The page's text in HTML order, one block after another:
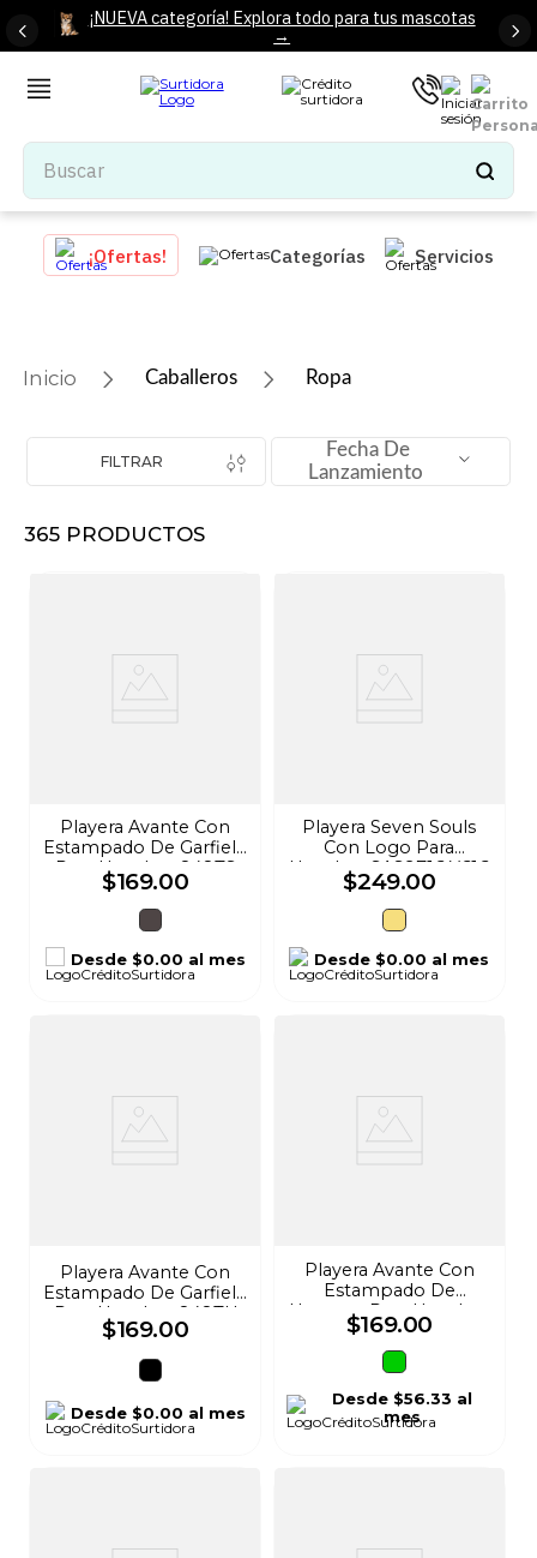
¡NUEVA categoría! Explora todo para tus mascotas
→
Buscar
TÉRMINOS MÁS BUSCADOS
1.
tenis mujer
iphone
5.
tenis
¡Ofertas! Categorías Servicios
Caballeros Ropa
FILTRAR
Fecha De
Lanzamiento
365 PRODUCTOS
Playera Avante Con
Estampado De Garfield
Para Hombre 848TS
$169.00
Desde$0.00 al mes
Playera Seven Souls
Con Logo Para
Hombre SAS9716 Y616
$249.00
Desde $0.00 al mes
Playera Avante Con
Estampado De Garfield
Para Hombre 848TU
$169.00
Desde$0.00 al mes
Playera Avante Con
Estampado De
Homero Para Hombre
848TR
$169.00
Desde$56.33 al
mes